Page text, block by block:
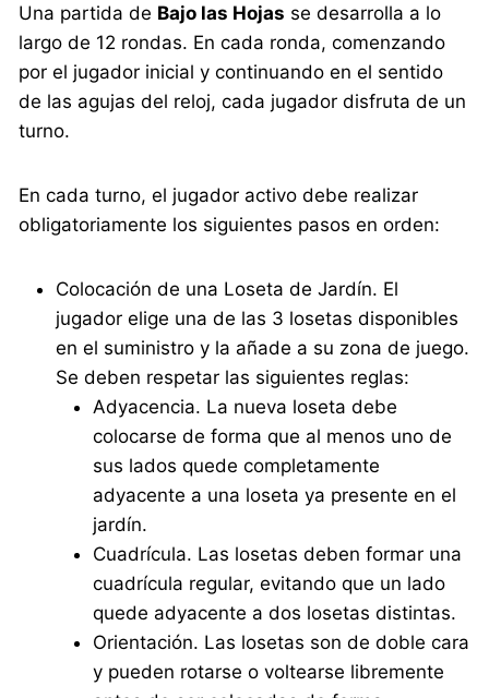
Una partida de Bajo las Hojas se desarrolla a lo
largo de 12 rondas. En cada ronda, comenzando
por el jugador inicial y continuando en el sentido
de las agujas del reloj, cada jugador disfruta de un
turno.
En cada turno, el jugador activo debe realizar
obligatoriamente los siguientes pasos en orden:
Colocación de una Loseta de Jardín. El
jugador elige una de las 3 losetas disponibles
en el suministro y la añade a su zona de juego.
Se deben respetar las siguientes reglas:
Adyacencia. La nueva loseta debe
colocarse de forma que al menos uno de
sus lados quede completamente
adyacente a una loseta ya presente en el
jardín.
Cuadrícula. Las losetas deben formar una
cuadrícula regular, evitando que un lado
quede adyacente a dos losetas distintas.
Orientación. Las losetas son de doble cara
y pueden rotarse o voltearse libremente